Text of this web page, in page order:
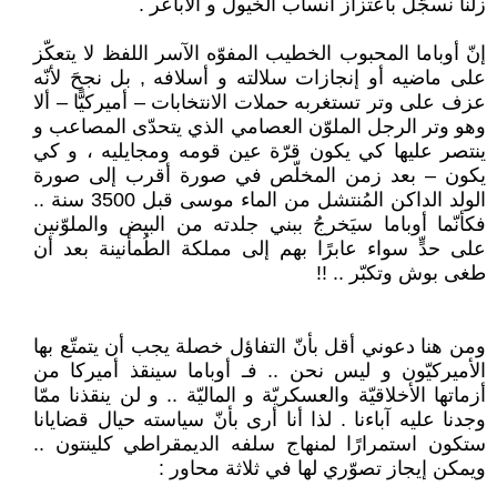
زلنا نسجّل باعتزاز أنساب الخيول و الأباعر .
إنّ أوباما المحبوب الخطيب المفوّه الآسر اللفظ لا يتعكّز
على ماضيه أو إنجازات سلالته و أسلافه , بل نجحَ لأنّه
عزف على وتر تستغربه حملات الانتخابات – أميركيًّا – ألا
وهو وتر الرجل الملوّن العصامي الذي يتحدّى المصاعب و
ينتصر عليها كي يكون قرّة عين قومه ومجايليه ، و كي
يكون – بعد زمن المخلّص في صورة أقرب إلى صورة
الولد الداكن المُنتشل من الماء موسى قبل 3500 سنة ..
فكأنّما أوباما سيَخرجُ ببني جلدته من البيض والملوّنين
على حدٍّ سواء عابرًا بهم إلى مملكة الطُمأنينة بعد أن
طغى بوش وتكبّر .. !!
ومن هنا دعوني أقل بأنّ التفاؤل خصلة يجب أن يتمتّع بها
الأميركيّون و ليس نحن .. فـ أوباما سينقذ أميركا من
أزماتها الأخلاقيّة والعسكريّة و الماليّة .. و لن ينقذنا ممّا
وجدنا عليه آباءنا . لذا أنا أرى بأنّ سياسته حيال قضايانا
ستكون استمرارًا لمنهاج سلفه الديمقراطي كلينتون ..
ويمكن إيجاز تصوّري لها في ثلاثة محاور :